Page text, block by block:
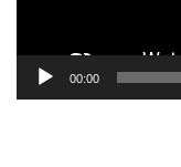
00:00